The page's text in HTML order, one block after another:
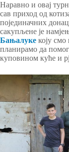
Наравно и овај
сав приход од
појединачних
сакупљене је
Бањалуке коју смо
планирамо да
куповином куће и